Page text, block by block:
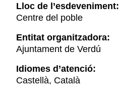
Lloc de l’esdeveniment:
Centre del poble
Entitat organitzadora:
Ajuntament de Verdú
Idiomes d’atenció:
Castellà, Català